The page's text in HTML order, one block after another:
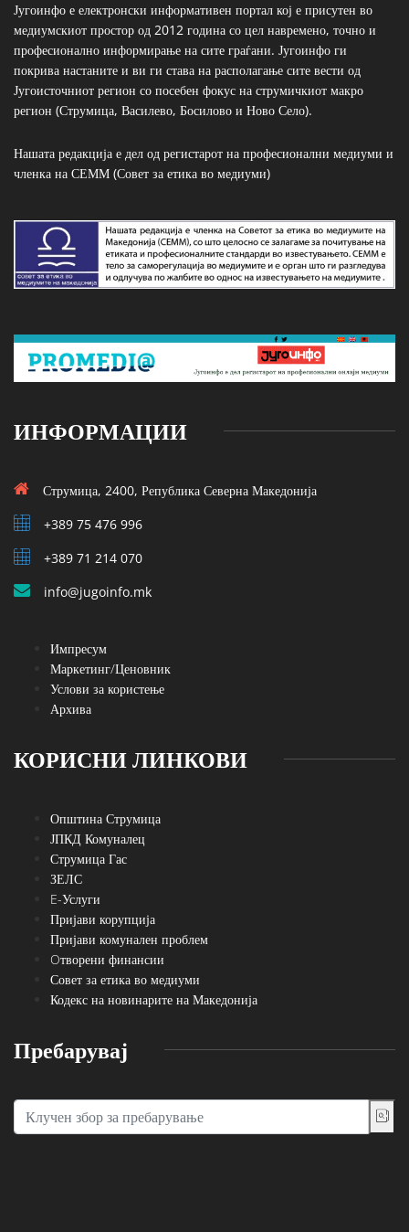
Југоинфо е електронски информативен портал кој е присутен во
медиумскиот простор од 2012 година со цел навремено, точно и
професионално информирање на сите граѓани. Југоинфо ги
покрива настаните и ви ги става на располагање сите вести од
Југоисточниот регион со посебен фокус на струмичкиот макро
регион (Струмица, Василево, Босилово и Ново Село).
Нашата редакција е дел од регистарот на професионални медиуми и
членка на СЕММ (Совет за етика во медиуми)
ИНФОРМАЦИИ
Струмица, 2400, Република Северна Македонија
+389 75 476 996
+389 71 214 070
info@jugoinfo.mk
Импресум
Маркетинг/Ценовник
Услови за користење
Архива
КОРИСНИ ЛИНКОВИ
Општина Струмица
ЈПКД Комуналец
Струмица Гас
ЗЕЛС
E-Услуги
Пријави корупција
Пријави комунален проблем
Oтворени финансии
Совет за етика во медиуми
Кодекс на новинарите на Македонија
Пребарувај